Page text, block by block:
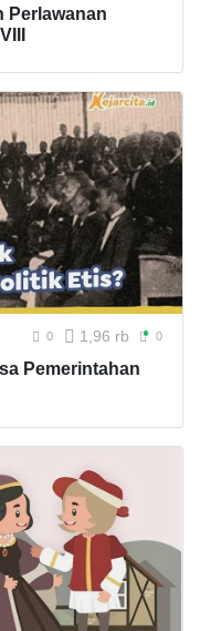
Perlawanan
0 1,96 rb 0
Pemerintahan